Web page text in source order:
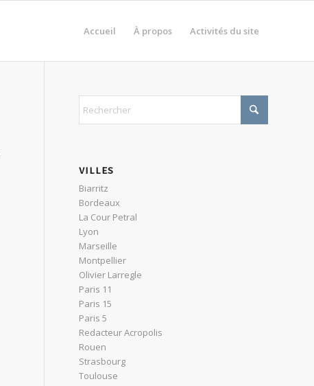
Accueil À propos Activités du site
VILLES
Biarritz
Bordeaux
La Cour Petral
Lyon
Marseille
Montpellier
Olivier Larregle
Paris 11
Paris 15
Paris 5
Redacteur Acropolis
Rouen
Strasbourg
Toulouse